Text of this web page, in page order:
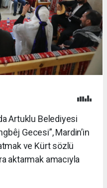
Artuklu Belediyesi
Gecesi”, Mardin’in
ve Kürt sözlü
aktarmak amacıyla